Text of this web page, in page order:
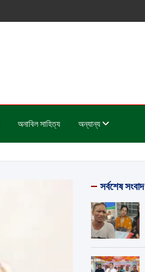
অনাবিল সাহিত্য অন্যান্য
সর্বশেষ সংবাদ